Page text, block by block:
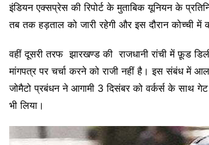
इंडियन एक्सप्रेस की रिपोर्ट के मुताबिक यूनियन के
तब तक हड़ताल को जारी रहेगी और इस दौरान कोच्ची में
वहीं दूसरी तरफ झारखण्ड की राजधानी रांची में फ़ूड
मांगपत्र पर चर्चा करने को राजी नहीं है। इस संबंध में
जोमैटो प्रबंधन ने आगामी 3 दिसंबर को वर्कर्स के साथ
भी लिया।